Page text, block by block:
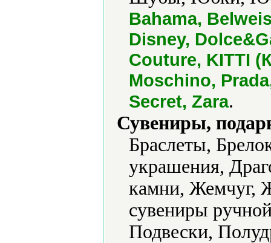
Bahama,
Disney,
Couture, KITTI
Moschino,
Secret, Zara.
Сувениры,
Браслеты,
украшения,
камни, Жемчуг,
сувениры
Подвески,